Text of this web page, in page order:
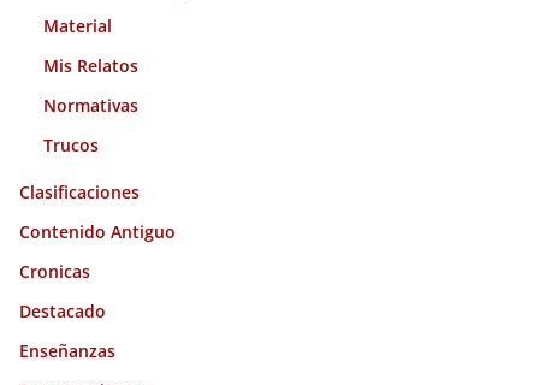
Material
Mis Relatos
Normativas
Trucos
Clasificaciones
Contenido Antiguo
Cronicas
Destacado
Enseñanzas